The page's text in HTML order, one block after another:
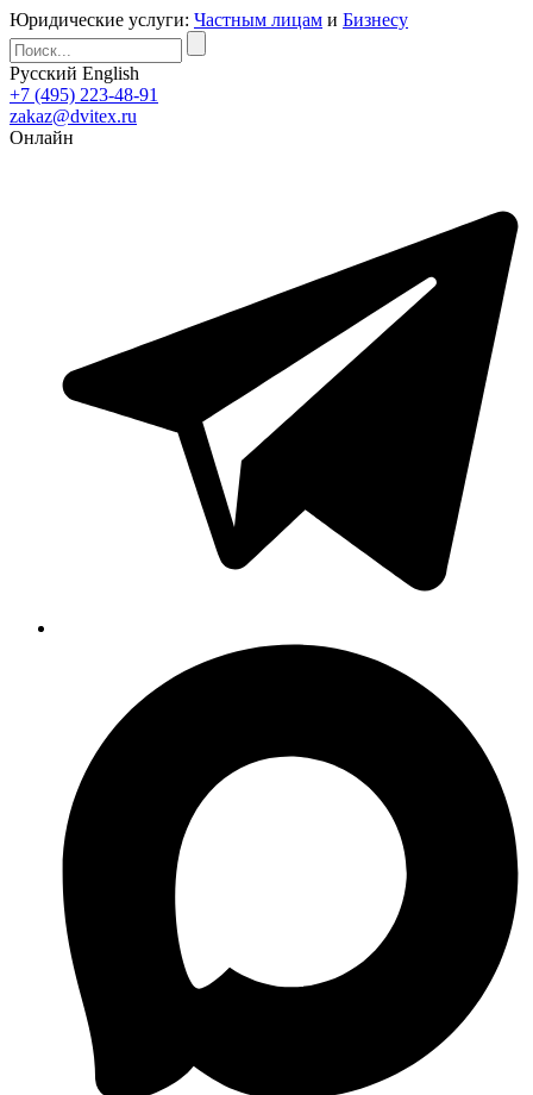
Юридические услуги: Частным лицам и Бизнесу
Русский English
+7 (495) 223-48-91
zakaz@dvitex.ru
Онлайн